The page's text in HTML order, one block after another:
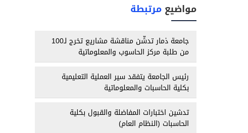
مواضيع مرتبطة
جامعة ذمار تدشّن مناقشة مشاريع تخرج لـ100
من طلبة مركز الحاسوب والمعلوماتية
رئيس الجامعة يتفقد سير العملية التعليمية
بكلية الحاسبات والمعلوماتية
تدشين اختبارات المفاضلة والقبول بكلية
الحاسبات (النظام العام)